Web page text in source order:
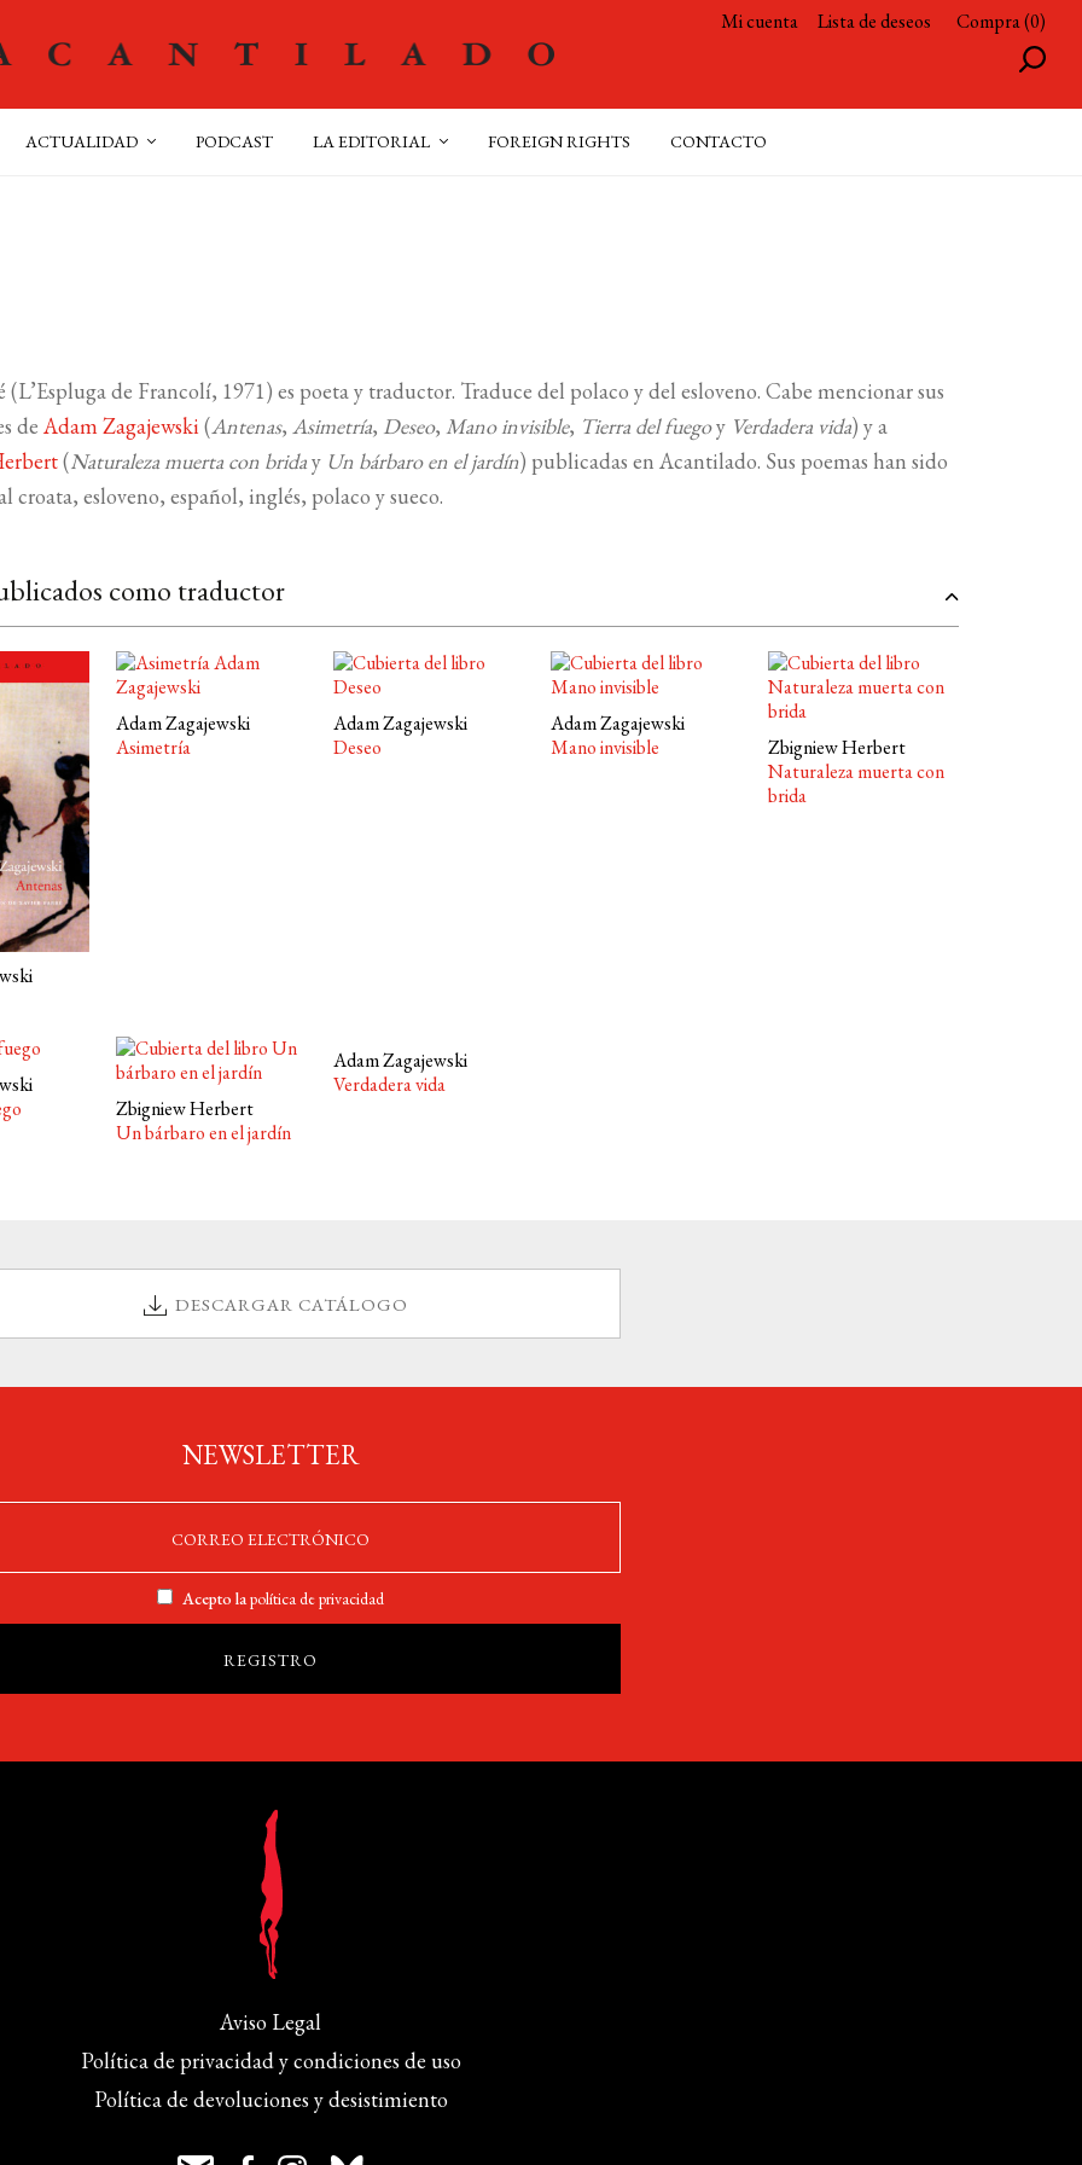
Mi cuenta Lista de deseos Compra (0)
ACTUALIDAD PODCAST LA EDITORIAL FOREIGN RIGHTS CONTACTO
(L’Espluga de Francolí, 1971) es poeta y traductor. Traduce del polaco y del esloveno. Cabe mencionar sus
de Adam Zagajewski (Antenas, Asimetría, Deseo, Mano invisible, Tierra del fuegoy Verdadera vida) y a
(Naturaleza muerta con briday Un bárbaro en el jardín) publicadas en Acantilado. Sus poemas han sido
croata, esloveno, español, inglés, polaco y sueco.
como traductor
Adam Zagajewski
Asimetría
Adam Zagajewski
Deseo
Adam Zagajewski
Mano invisible
Zbigniew Herbert
Naturaleza muerta con
brida
Zbigniew Herbert
Un bárbaro en el jardín
Adam Zagajewski
Verdadera vida
DESCARGAR CATÁLOGO
NEWSLETTER
Acepto lapolítica de privacidad
Aviso Legal
Política de privacidad y condiciones de uso
Política de devoluciones y desistimiento